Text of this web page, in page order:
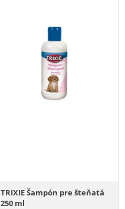
TRIXIE Šampón pre šteňatá
250 ml